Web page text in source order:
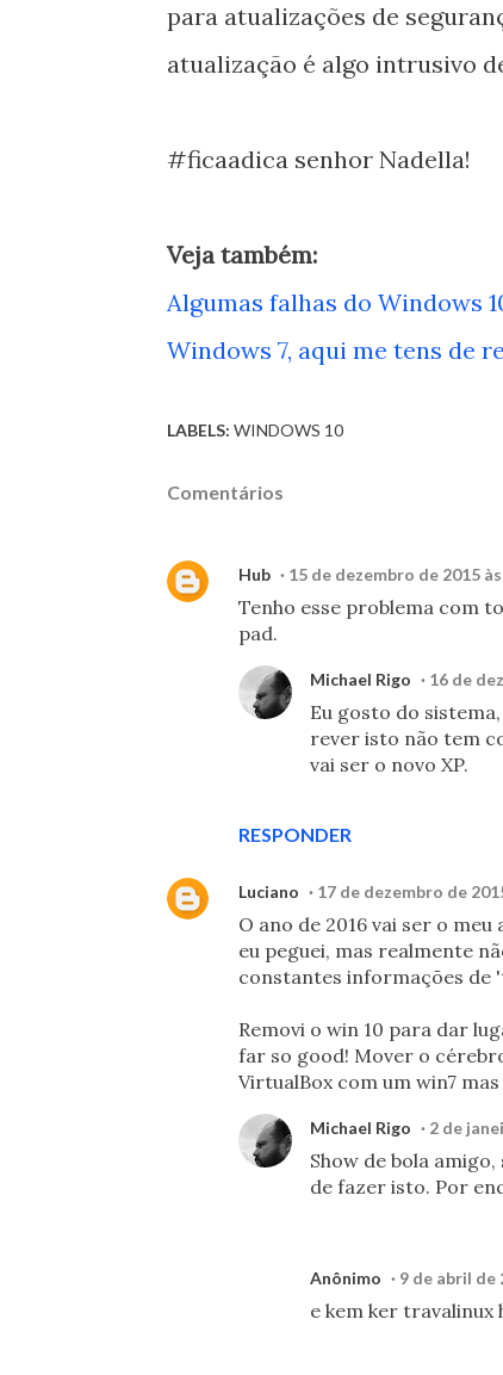
para atualizações de
atualização é algo intrusivo
#ficaadica senhor Nadella!
Veja também:
Algumas falhas do Windows
Windows 7, aqui me tens de
LABELS: WINDOWS 10
Comentários
Hub 15 de dezembro de 2015
Tenho esse problema com
pad.
RESPONDER
Michael Rigo 16 de
Eu gosto do
rever isto não tem
vai ser o novo XP.
Luciano 17 de dezembro de
O ano de 2016 vai ser o
eu peguei, mas realmente
constantes informações de
Removi o win 10 para dar
far so good! Mover o
VirtualBox com um win7
Michael Rigo 2 de
Show de bola
de fazer isto. Por
Anônimo 9 de abril de
e kem ker travalinux